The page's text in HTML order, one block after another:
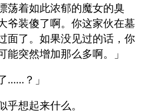
荡着如此浓郁的魔女的臭
爷装傻了啊。你这家伙在墓
面了。如果没见过的话，你
能突然增加那么多啊。」
……？」
乎想起来什么。